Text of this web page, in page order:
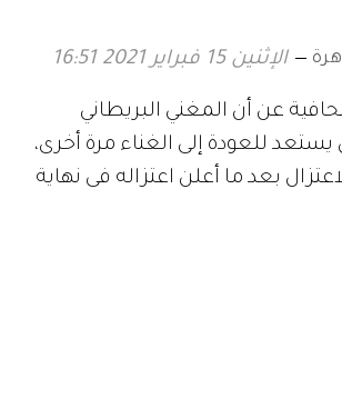
الإثنين 15 فبراير 2021 16:51
عن أن المغني البريطاني
للعودة إلى الغناء مرة أخرى،
بعد ما أعلن اعتزاله فى نهاية